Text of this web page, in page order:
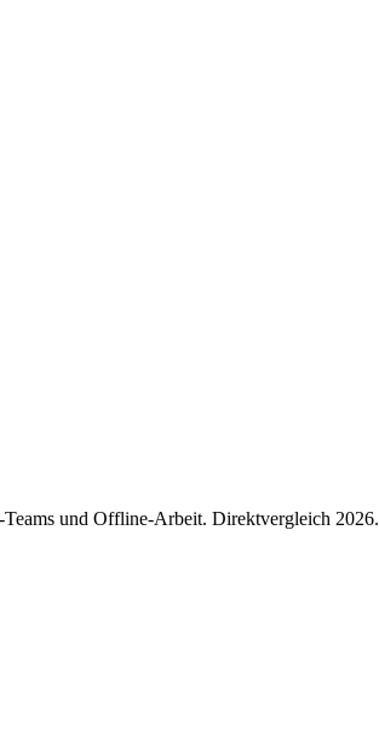
und Offline-Arbeit. Direktvergleich 2026.